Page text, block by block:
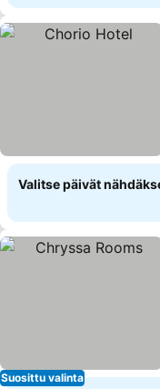
Valitse päivät
Suosittu valinta